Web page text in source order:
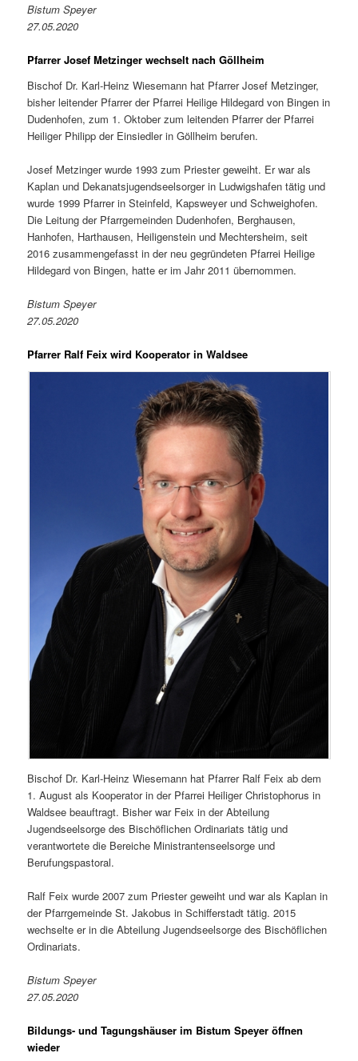
Bistum Speyer
27.05.2020
Pfarrer Josef Metzinger wechselt nach Göllheim
Bischof Dr. Karl-Heinz Wiesemann hat Pfarrer Josef Metzinger,
bisher leitender Pfarrer der Pfarrei Heilige Hildegard von Bingen in
Dudenhofen, zum 1. Oktober zum leitenden Pfarrer der Pfarrei
Heiliger Philipp der Einsiedler in Göllheim berufen.
Josef Metzinger wurde 1993 zum Priester geweiht. Er war als
Kaplan und Dekanatsjugendseelsorger in Ludwigshafen tätig und
wurde 1999 Pfarrer in Steinfeld, Kapsweyer und Schweighofen.
Die Leitung der Pfarrgemeinden Dudenhofen, Berghausen,
Hanhofen, Harthausen, Heiligenstein und Mechtersheim, seit
2016 zusammengefasst in der neu gegründeten Pfarrei Heilige
Hildegard von Bingen, hatte er im Jahr 2011 übernommen.
Bistum Speyer
27.05.2020
Pfarrer Ralf Feix wird Kooperator in Waldsee
Bischof Dr. Karl-Heinz Wiesemann hat Pfarrer Ralf Feix ab dem
1. August als Kooperator in der Pfarrei Heiliger Christophorus in
Waldsee beauftragt. Bisher war Feix in der Abteilung
Jugendseelsorge des Bischöflichen Ordinariats tätig und
verantwortete die Bereiche Ministrantenseelsorge und
Berufungspastoral.
Ralf Feix wurde 2007 zum Priester geweiht und war als Kaplan in
der Pfarrgemeinde St. Jakobus in Schifferstadt tätig. 2015
wechselte er in die Abteilung Jugendseelsorge des Bischöflichen
Ordinariats.
Bistum Speyer
27.05.2020
Bildungs- und Tagungshäuser im Bistum Speyer öffnen
wieder